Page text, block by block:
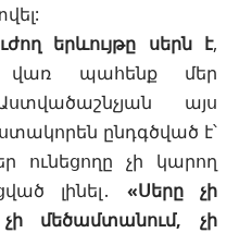
երևույթը սերն է,
պահենք մեր
այս
ընդգծված է՝
ունեցողը չի կարող
լինել․ «Սերը չի
մեծամտանում, չի